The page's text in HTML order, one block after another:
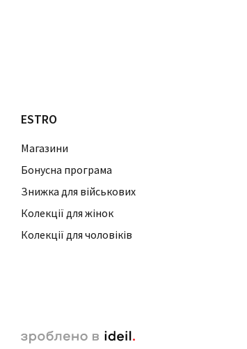
ESTRO
Магазини
Бонусна програма
Знижка для військових
Колекції для жінок
Колекції для чоловіків